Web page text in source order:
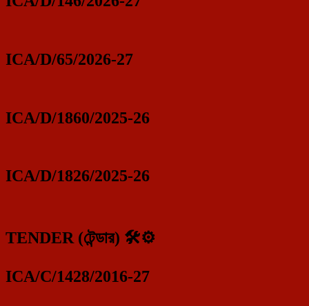
ICA/D/65/2026-27
ICA/D/1860/2025-26
ICA/D/1826/2025-26
TENDER (টেন্ডার) 🛠️⚙️
ICA/C/1428/2016-27